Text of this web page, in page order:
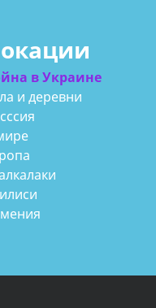
в Украине
и деревни